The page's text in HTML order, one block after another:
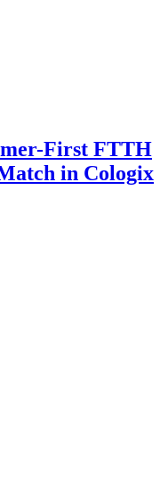
First FTTH
in Cologix